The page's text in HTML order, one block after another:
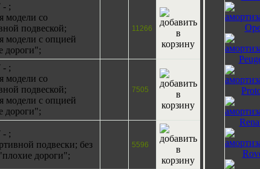
- ;
модели со
подвеской;
модели с опцией
дороги";
11266
- ;
модели со
подвеской;
модели с опцией
дороги";
7505
- ;
подвески; без
дороги";
5596